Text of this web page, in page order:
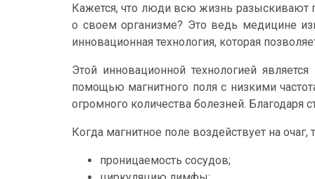
Кажется, что люди всю жизнь разыскивают
о своем организме? Это ведь медицине
инновационная технология, которая
Этой инновационной технологией
помощью магнитного поля с низкими
огромного количества болезней. Благодаря
Когда магнитное поле воздействует на
проницаемость сосудов;